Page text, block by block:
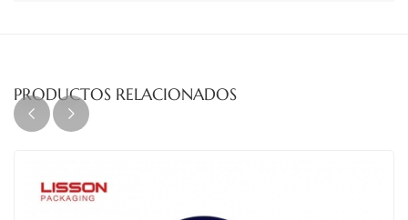
PRODUCTOS RELACIONADOS